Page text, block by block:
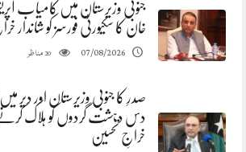
جنوبی وزیرستان میں کامیاب
خان کا سکیورٹی فورسز کو شاندار
07/08/2026
20مناظر
صدرِ کا جنوبی وزیرستان اور دیر
دس دہشت گردوں کو ہلاک کرنے
خراجِ تحسین